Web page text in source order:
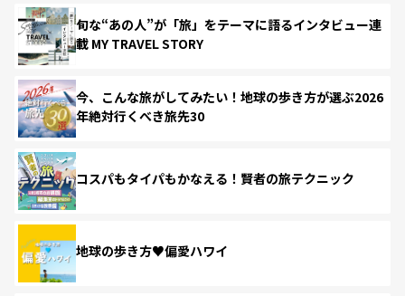
旬な“あの人”が「旅」をテーマに語るインタビュー連
載 MY TRAVEL STORY
今、こんな旅がしてみたい！地球の歩き方が選ぶ2026
年絶対行くべき旅先30
コスパもタイパもかなえる！賢者の旅テクニック
地球の歩き方♥偏愛ハワイ